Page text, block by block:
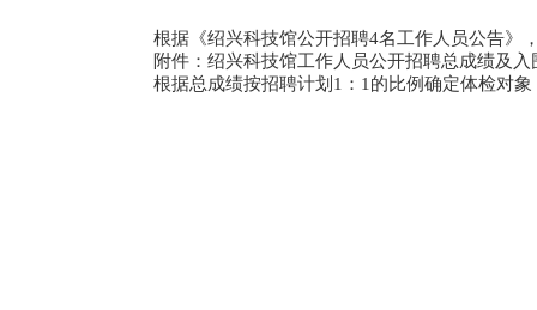
根据《绍兴科技馆公开招聘4名工作人员公告》
附件：绍兴科技馆工作人员公开招聘总成绩及
根据总成绩按招聘计划1：1的比例确定体检对